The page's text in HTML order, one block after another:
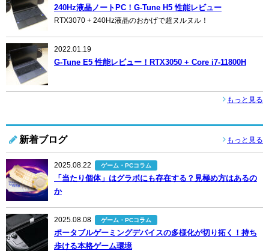
240Hz液晶ノートPC！G-Tune H5 性能レビュー
RTX3070 + 240Hz液晶のおかげで超ヌルヌル！
2022.01.19
G-Tune E5 性能レビュー！RTX3050 + Core i7-11800H
もっと見る
新着ブログ もっと見る
2025.08.22 ゲーム・PCコラム
「当たり個体」はグラボにも存在する？見極め方はあるの
か
2025.08.08 ゲーム・PCコラム
ポータブルゲーミングデバイスの多様化が切り拓く！持ち
歩ける本格ゲーム環境